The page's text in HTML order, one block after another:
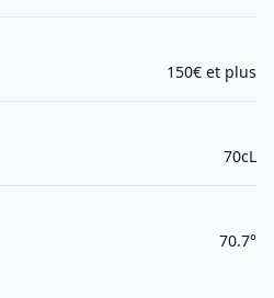
150€ et plus
70cL
70.7°